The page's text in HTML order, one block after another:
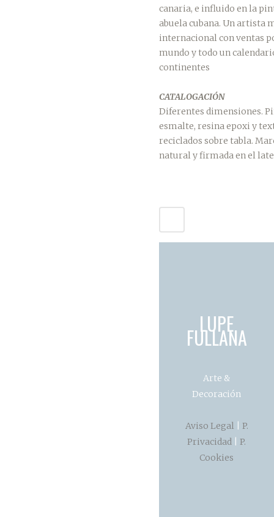
canaria, e influido en la
abuela cubana. Un artista
internacional con ventas
mundo y todo un
continentes
CATALOGACIÓN
Diferentes dimensiones.
esmalte, resina epoxi y
reciclados sobre tabla.
natural y firmada en el
LUPE
FULLANA
Arte &
Decoración
Aviso Legal
P.
Privacidad
P.
Cookies